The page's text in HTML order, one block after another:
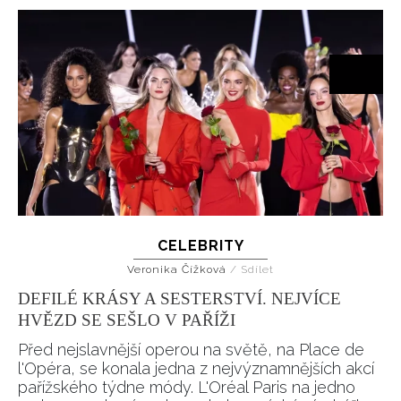
CELEBRITY
Veronika Čížková / Sdílet
DEFILÉ KRÁSY A SESTERSTVÍ. NEJVÍCE
HVĚZD SE SEŠLO V PAŘÍŽI
Před nejslavnější operou na světě, na Place de
l'Opéra, se konala jedna z nejvýznamnějších akcí
pařížského týdne módy. L'Oréal Paris na jedno